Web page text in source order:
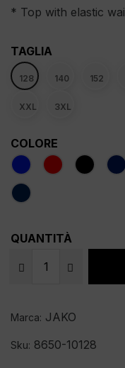
* Top with elastic
TAGLIA
128 140 152
XXL 3XL
COLORE
QUANTITÀ
Marca: JAKO
Sku: 8650-10128